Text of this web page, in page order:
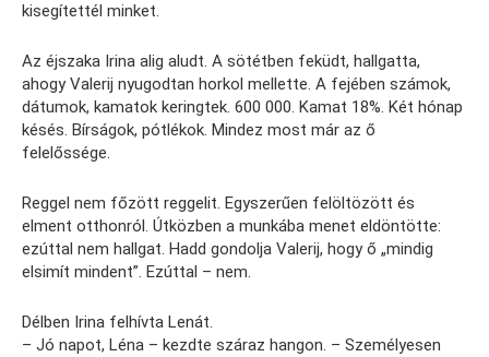
kisegítettél minket.
Az éjszaka Irina alig aludt. A sötétben feküdt, hallgatta,
ahogy Valerij nyugodtan horkol mellette. A fejében számok,
dátumok, kamatok keringtek. 600 000. Kamat 18%. Két hónap
késés. Bírságok, pótlékok. Mindez most már az ő
felelőssége.
Reggel nem főzött reggelit. Egyszerűen felöltözött és
elment otthonról. Útközben a munkába menet eldöntötte:
ezúttal nem hallgat. Hadd gondolja Valerij, hogy ő „mindig
elsimít mindent”. Ezúttal – nem.
Délben Irina felhívta Lenát.
– Jó napot, Léna – kezdte száraz hangon. – Személyesen